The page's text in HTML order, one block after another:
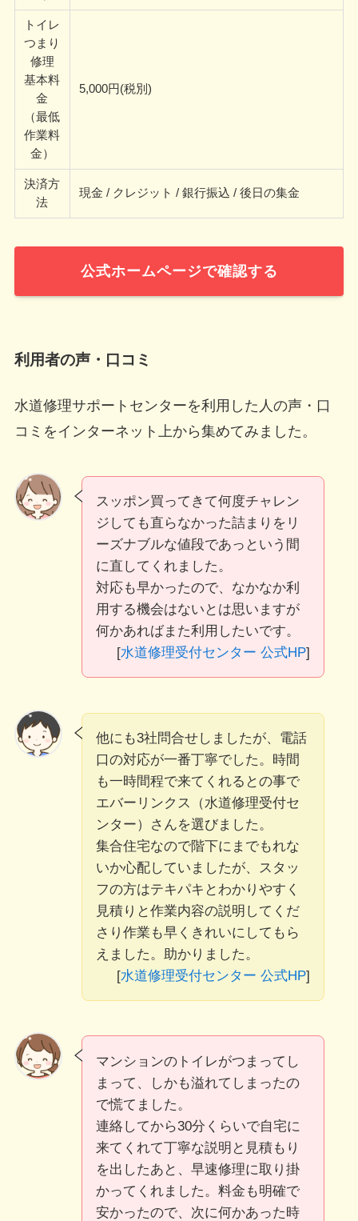
トイレ
つまり
修理
基本料
金
（最低
作業料
金）
5,000円(税別)
決済方
法
現金 / クレジット / 銀行振込 / 後日の集金
公式ホームページで確認する
利用者の声・口コミ
水道修理サポートセンターを利用した人の声・口
コミをインターネット上から集めてみました。
スッポン買ってきて何度チャレン
ジしても直らなかった詰まりをリ
ーズナブルな値段であっという間
に直してくれました。
対応も早かったので、なかなか利
用する機会はないとは思いますが
何かあればまた利用したいです。
[水道修理受付センター 公式HP]
他にも3社問合せしましたが、電話
口の対応が一番丁寧でした。時間
も一時間程で来てくれるとの事で
エバーリンクス（水道修理受付セ
ンター）さんを選びました。
集合住宅なので階下にまでもれな
いか心配していましたが、スタッ
フの方はテキパキとわかりやすく
見積りと作業内容の説明してくだ
さり作業も早くきれいにしてもら
えました。助かりました。
[水道修理受付センター 公式HP]
マンションのトイレがつまってし
まって、しかも溢れてしまったの
で慌てました。
連絡してから30分くらいで自宅に
来てくれて丁寧な説明と見積もり
を出したあと、早速修理に取り掛
かってくれました。料金も明確で
安かったので、次に何かあった時